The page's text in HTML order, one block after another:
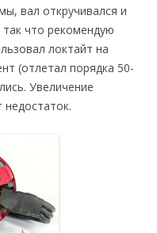
вал откручивался и
что рекомендую
локтайт на
(отлетал порядка 50-
Увеличение